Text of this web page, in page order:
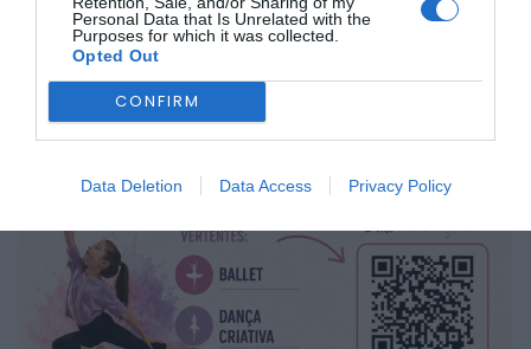
Personal Data that Is Unrelated with the
Purposes for which it was collected.
Opted Out
CONFIRM
Data Deletion Data Access Privacy Policy